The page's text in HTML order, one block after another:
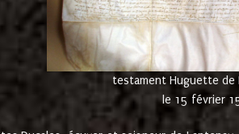
testament Huguette de
le 15 février